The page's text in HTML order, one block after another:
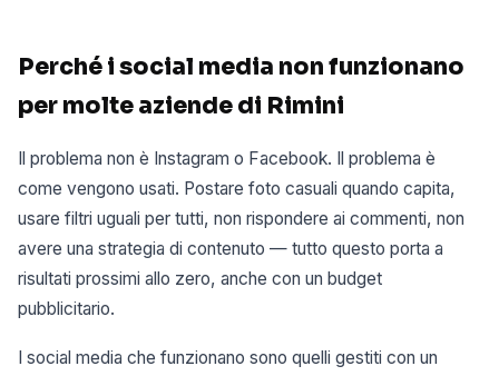
Perché i social media non funzionano
per molte aziende di Rimini
Il problema non è Instagram o Facebook. Il problema è
come vengono usati. Postare foto casuali quando capita,
usare filtri uguali per tutti, non rispondere ai commenti, non
avere una strategia di contenuto — tutto questo porta a
risultati prossimi allo zero, anche con un budget
pubblicitario.
I social media che funzionano sono quelli gestiti con un